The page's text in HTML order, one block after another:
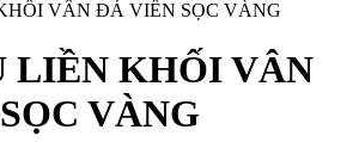
LIỀN KHỐI VÂN
VÀNG